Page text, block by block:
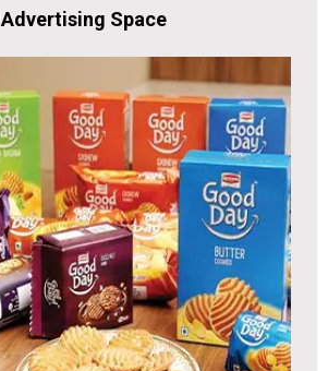
Advertising Space